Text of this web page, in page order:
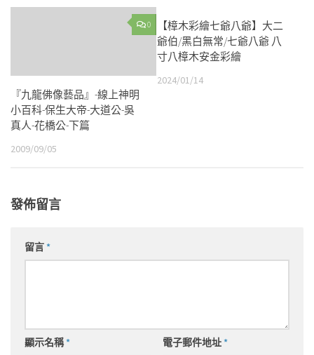
0
『九龍佛像藝品』-線上神明
小百科-保生大帝-大道公-吳
真人-花橋公-下篇
2009/09/05
【樟木彩繪七爺八爺】大二
爺伯/黑白無常/七爺八爺 八
寸八樟木安金彩繪
2024/01/14
發佈留言
留言*
顯示名稱* 電子郵件地址*